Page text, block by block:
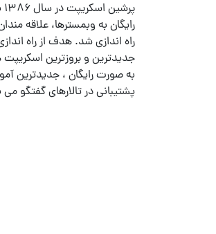
رایگان به وبمسترها، علاقه
راه اندازی شد. هدف از راه
جدیدترین و بروزترین اسکریپت
به صورت رایگان ، جدیدترین
پشتیبانی در تالارهای گفتگو